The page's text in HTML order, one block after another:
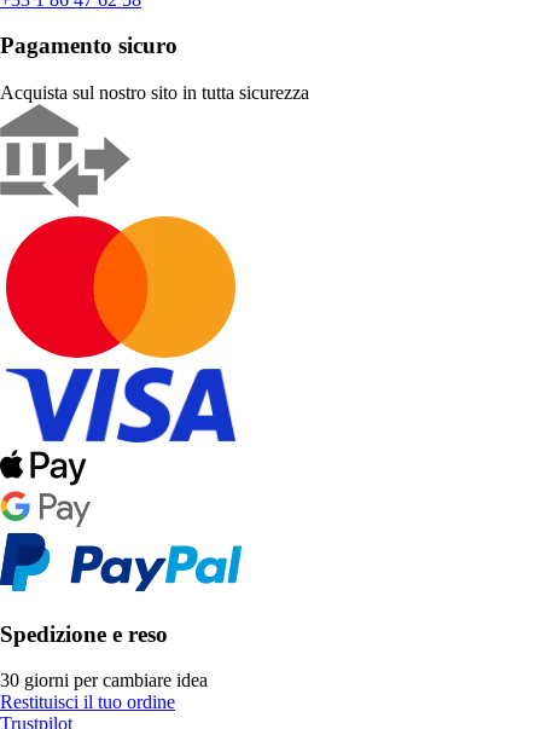
Pagamento sicuro
Acquista sul nostro sito in tutta sicurezza
Spedizione e reso
30 giorni per cambiare idea
Restituisci il tuo ordine
Trustpilot